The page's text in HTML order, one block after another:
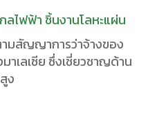
ลไฟฟ้า ชิ้นงานโลหะแผ่น
มสัญญาการว่าจ้างของ
เลเซีย ซึ่งเชี่ยวชาญด้าน
ง